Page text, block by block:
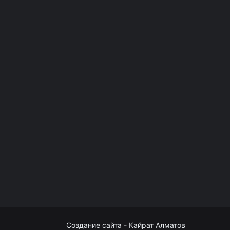
Создание сайта - Кайрат Алматов